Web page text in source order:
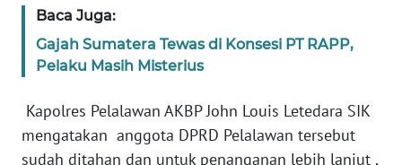
Baca Juga:
Gajah Sumatera Tewas di Konsesi PT RAPP,
Pelaku Masih Misterius
Kapolres Pelalawan AKBP John Louis Letedara SIK
mengatakan anggota DPRD Pelalawan tersebut
sudah ditahan dan untuk penanganan lebih lanjut ,
WN
KEPRI
WN
PAPUA